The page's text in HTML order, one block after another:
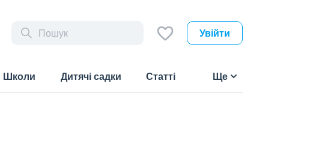
Увійти
Школи Дитячі садки Статті Ще